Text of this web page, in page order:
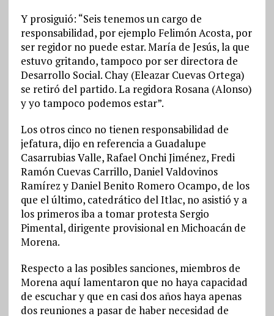
Y prosiguió: “Seis tenemos un cargo de
responsabilidad, por ejemplo Felimón Acosta, por
ser regidor no puede estar. María de Jesús, la que
estuvo gritando, tampoco por ser directora de
Desarrollo Social. Chay (Eleazar Cuevas Ortega)
se retiró del partido. La regidora Rosana (Alonso)
y yo tampoco podemos estar”.
Los otros cinco no tienen responsabilidad de
jefatura, dijo en referencia a Guadalupe
Casarrubias Valle, Rafael Onchi Jiménez, Fredi
Ramón Cuevas Carrillo, Daniel Valdovinos
Ramírez y Daniel Benito Romero Ocampo, de los
que el último, catedrático del Itlac, no asistió y a
los primeros iba a tomar protesta Sergio
Pimental, dirigente provisional en Michoacán de
Morena.
Respecto a las posibles sanciones, miembros de
Morena aquí lamentaron que no haya capacidad
de escuchar y que en casi dos años haya apenas
dos reuniones a pasar de haber necesidad de